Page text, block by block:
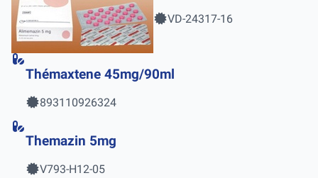
VD-24317-16
Thémaxtene 45mg/90ml
893110926324
Themazin 5mg
V793-H12-05